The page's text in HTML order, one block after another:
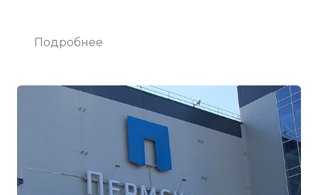
Подробнее